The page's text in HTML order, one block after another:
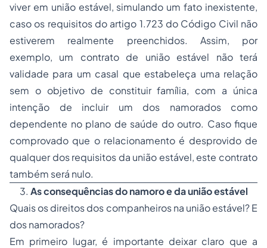
viver em união estável, simulando um fato inexistente,
caso os requisitos do artigo 1.723 do Código Civil não
estiverem realmente preenchidos. Assim, por
exemplo, um contrato de união estável não terá
validade para um casal que estabeleça uma relação
sem o objetivo de constituir família, com a única
intenção de incluir um dos namorados como
dependente no plano de saúde do outro. Caso fique
comprovado que o relacionamento é desprovido de
qualquer dos requisitos da união estável, este contrato
também será nulo.
3. As consequências do namoro e da união estável
Quais os direitos dos companheiros na união estável? E
dos namorados?
Em primeiro lugar, é importante deixar claro que a